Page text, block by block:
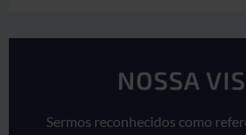
NOSSA
Sermos reconhecidos como